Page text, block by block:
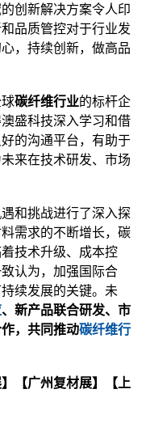
创新解决方案令人印
品质管控对于行业发
，持续创新，做高品
碳纤维行业的标杆企
盛科技深入学习和借
的沟通平台，有助于
来在技术研发、市场
和挑战进行了深入探
需求的不断增长，碳
技术升级、成本控
认为，加强国际合
续发展的关键。未
、新产品联合研发、市
，共同推动碳纤维行
【广州复材展】【上